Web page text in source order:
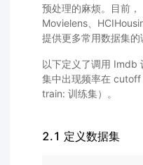
预处理的麻烦。目前
Movielens、
提供更多常用数据集
以下定义了调用 Imdb
集中出现频率在
train: 训练集）。
2.1 定义数据集